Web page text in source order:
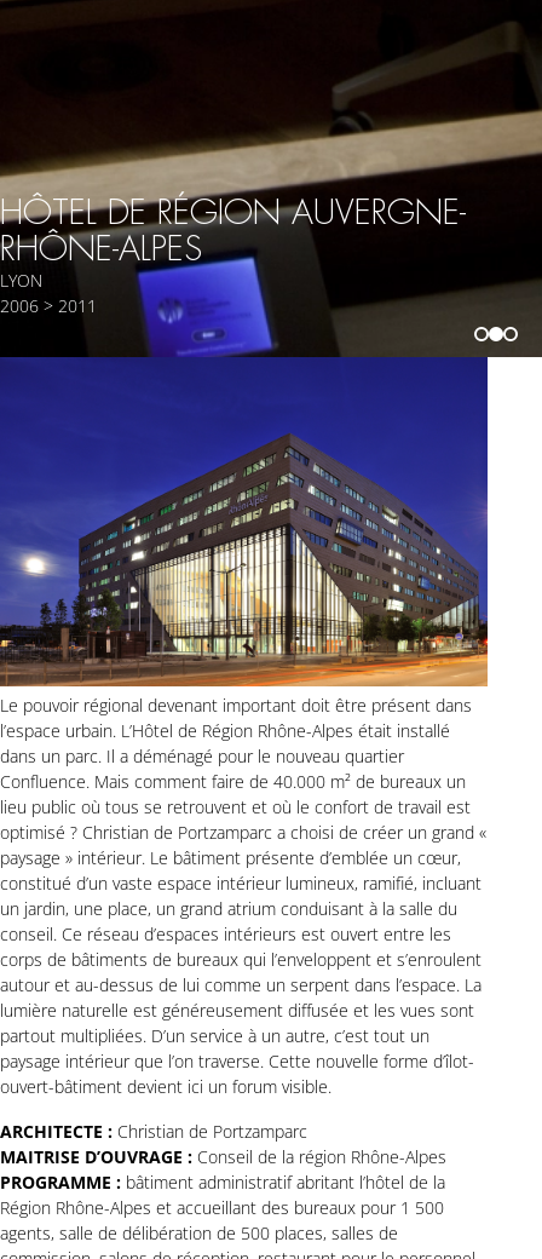
HÔTEL DE RÉGION AUVERGNE-
RHÔNE-ALPES
LYON
2006 > 2011
Le pouvoir régional devenant important doit être présent dans
l’espace urbain. L’Hôtel de Région Rhône-Alpes était installé
dans un parc. Il a déménagé pour le nouveau quartier
Confluence. Mais comment faire de 40.000 m² de bureaux un
lieu public où tous se retrouvent et où le confort de travail est
optimisé ? Christian de Portzamparc a choisi de créer un grand «
paysage » intérieur. Le bâtiment présente d’emblée un cœur,
constitué d’un vaste espace intérieur lumineux, ramifié, incluant
un jardin, une place, un grand atrium conduisant à la salle du
conseil. Ce réseau d’espaces intérieurs est ouvert entre les
corps de bâtiments de bureaux qui l’enveloppent et s’enroulent
autour et au-dessus de lui comme un serpent dans l’espace. La
lumière naturelle est généreusement diffusée et les vues sont
partout multipliées. D’un service à un autre, c’est tout un
paysage intérieur que l’on traverse. Cette nouvelle forme d’îlot-
ouvert-bâtiment devient ici un forum visible.
ARCHITECTE : Christian de Portzamparc
MAITRISE D’OUVRAGE : Conseil de la région Rhône-Alpes
PROGRAMME : bâtiment administratif abritant l’hôtel de la
Région Rhône-Alpes et accueillant des bureaux pour 1 500
agents, salle de délibération de 500 places, salles de